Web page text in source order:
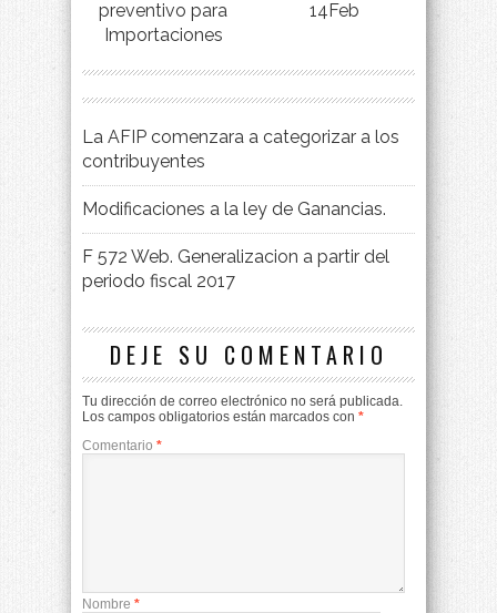
preventivo para
Importaciones
14Feb
La AFIP comenzara a categorizar a los
contribuyentes
Modificaciones a la ley de Ganancias.
F 572 Web. Generalizacion a partir del
periodo fiscal 2017
DEJE SU COMENTARIO
Tu dirección de correo electrónico no será publicada.
Los campos obligatorios están marcados con *
Comentario *
Nombre *